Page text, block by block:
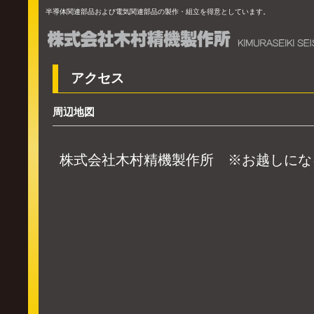
半導体関連部品および電気関連部品の製作・組立を得意としています。
アクセス
周辺地図
株式会社木村精機製作所 ※お越しにな